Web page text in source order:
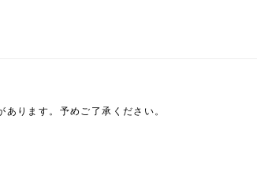
ります。予めご了承ください。